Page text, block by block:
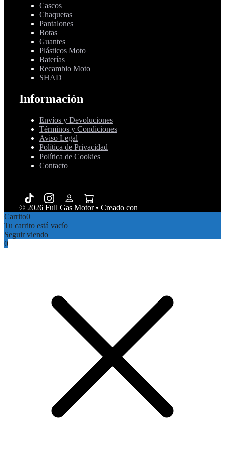
Cascos
Chaquetas
Pantalones
Botas
Guantes
Plásticos Moto
Baterías
Recambio Moto
SHAD
Información
Envíos y Devoluciones
Términos y Condiciones
Aviso Legal
Política de Privacidad
Política de Cookies
Contacto
© 2026 Full Gas Motor• Creado con
Carrito0
Tu carrito está vacío
Seguir viendo
0